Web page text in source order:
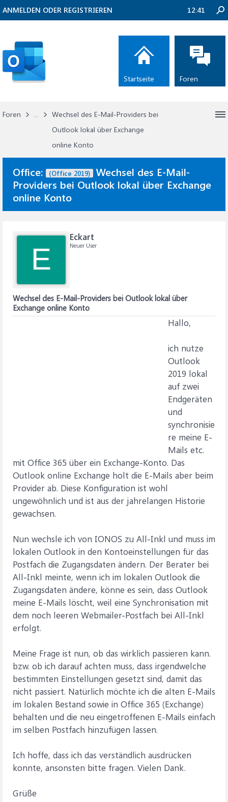
Foren ...
Wechsel des E-Mail-Providers bei
Outlook lokal über Exchange
online Konto
Office: (Office 2019)
Wechsel des E-Mail-
Providers bei Outlook lokal über Exchange
online Konto
E
Eckart
Neuer User
Wechsel des E-Mail-Providers bei Outlook lokal über
Exchange online Konto
Hallo,
ich nutze
Outlook
2019 lokal
auf zwei
Endgeräten
und
synchronisie
re meine E-
Mails etc.
mit Office 365 über ein Exchange-Konto. Das
Outlook online Exchange holt die E-Mails aber beim
Provider ab. Diese Konfiguration ist wohl
ungewöhnlich und ist aus der jahrelangen Historie
gewachsen.
Nun wechsle ich von IONOS zu All-Inkl und muss im
lokalen Outlook in den Kontoeinstellungen für das
Postfach die Zugangsdaten ändern. Der Berater bei
All-Inkl meinte, wenn ich im lokalen Outlook die
Zugangsdaten ändere, könne es sein, dass Outlook
meine E-Mails löscht, weil eine Synchronisation mit
dem noch leeren Webmailer-Postfach bei All-Inkl
erfolgt.
Meine Frage ist nun, ob das wirklich passieren kann.
bzw. ob ich darauf achten muss, dass irgendwelche
bestimmten Einstellungen gesetzt sind, damit das
nicht passiert. Natürlich möchte ich die alten E-Mails
im lokalen Bestand sowie in Office 365 (Exchange)
behalten und die neu eingetroffenen E-Mails einfach
im selben Postfach hinzufügen lassen.
Ich hoffe, dass ich das verständlich ausdrücken
konnte, ansonsten bitte fragen. Vielen Dank.
Grüße
ANMELDEN ODER REGISTRIEREN 12:41
Startseite Foren